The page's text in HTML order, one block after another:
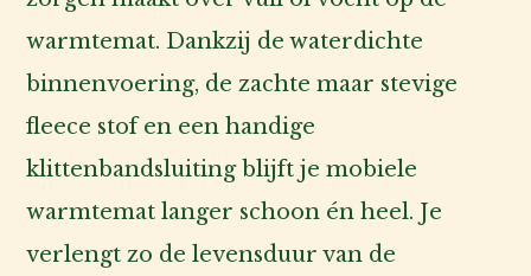
warmtemat. Dankzij de waterdichte
binnenvoering, de zachte maar stevige
fleece stof en een handige
klittenbandsluiting blijft je mobiele
warmtemat langer schoon én heel. Je
verlengt zo de levensduur van de